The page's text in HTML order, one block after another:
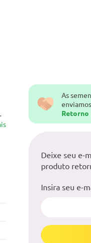
As
Retorno
Deixe seu e-
produto
Insira seu e-